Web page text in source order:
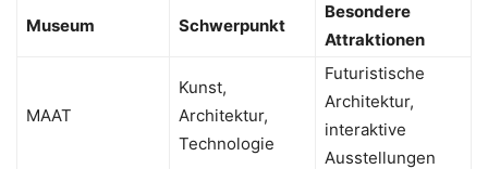
Museum Schwerpunkt
Besondere
Attraktionen
MAAT
Kunst,
Architektur,
Technologie
Futuristische
Architektur,
interaktive
Ausstellungen